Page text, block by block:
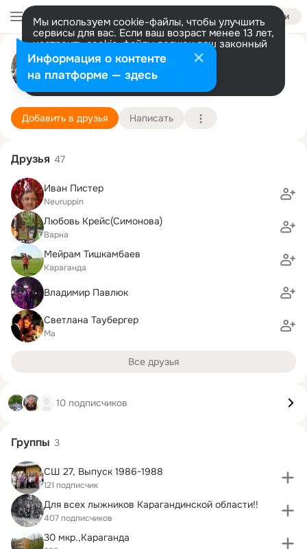
Войти
Мы используем cookie-файлы, чтобы улучшить
сервисы для вас. Если ваш возраст менее 13 лет,
настроить cookie-файлы должен ваш законный
представитель. Больше информации
Разрешить все Настроить
Андрей Шлатгавер
Waldshut 24 марта (55 лет)
Подробнее
Добавить в друзья Написать
Друзья 47
Иван Пистер
Neuruppin
Любовь Крейс(Симонова)
Варна
Мейрам Тишкамбаев
Караганда
Владимир Павлюк
Светлана Таубергер
Ма
Все друзья
10 подписчиков
Группы 3
СШ 27, Выпуск 1986-1988
121 подписчик
Для всех лыжников Карагандинcкой области!!
407 подписчиков
30 мкр.,Караганда
Информация о контенте
на платформе — здесь